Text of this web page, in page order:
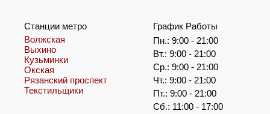
Станции метро
Волжская
Выхино
Кузьминки
Окская
Рязанский проспект
Текстильщики
График Работы
Пн.: 9:00 - 21:00
Вт.: 9:00 - 21:00
Ср.: 9:00 - 21:00
Чт.: 9:00 - 21:00
Пт.: 9:00 - 21:00
Сб.: 11:00 - 17:00